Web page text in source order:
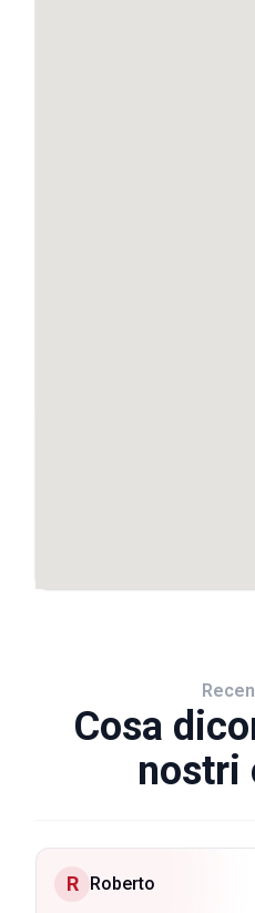
Cosa
nostri
R Roberto